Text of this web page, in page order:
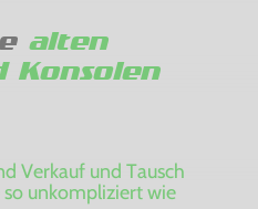
alten
Konsolen
Verkauf und Tausch
unkompliziert wie